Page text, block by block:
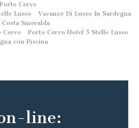
Cervo
Lusso
Vacanze Di Lusso In Sardegna
Smeralda
Cervo
Porto Cervo Hotel 5 Stelle Lusso
con Piscina
line: